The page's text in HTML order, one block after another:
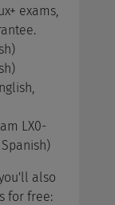
exams,
LX0-
also
for free: